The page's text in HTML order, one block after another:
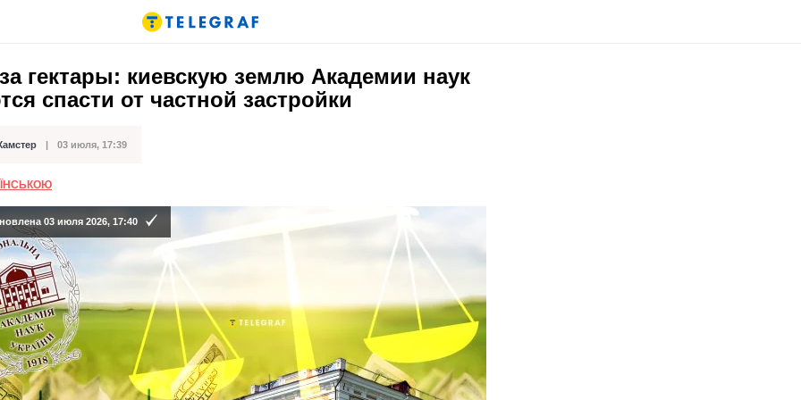
гектары: киевскую землю Академии наук
спасти от частной застройки
03 июля, 17:39
03 июля 2026, 17:40